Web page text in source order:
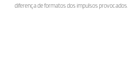
diferença de formatos dos impulsos provocados.